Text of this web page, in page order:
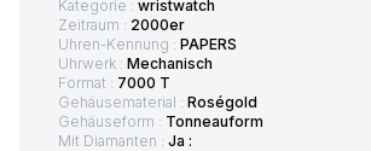
Kategorie : wristwatch
Zeitraum : 2000er
Uhren-Kennung : PAPERS
Uhrwerk : Mechanisch
Format : 7000 T
Gehäusematerial : Roségold
Gehäuseform : Tonneauform
Mit Diamanten : Ja :